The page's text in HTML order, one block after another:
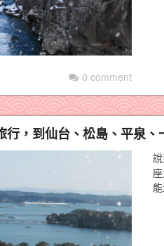
0 comment
行，到仙台、松島、平泉